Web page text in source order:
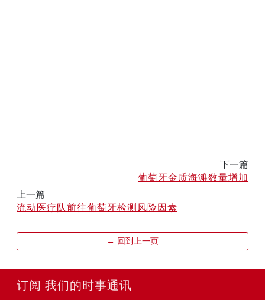
下一篇
葡萄牙金质海滩数量增加
上一篇
流动医疗队前往葡萄牙检测风险因素
← 回到上一页
订阅 我们的时事通讯